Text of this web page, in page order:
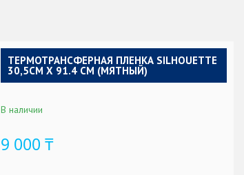
ТЕРМОТРАНСФЕРНАЯ ПЛЕНКА SILHOUETTE
30,5СМ Х 91.4 СМ (МЯТНЫЙ)
В наличии
9 000 ₸